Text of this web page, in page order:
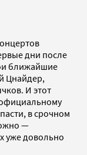
дни после
ближайшие
Цнайдер,
И этот
в срочном
—
уже довольно